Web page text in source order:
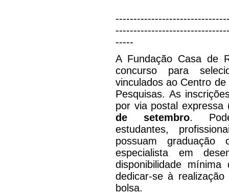
-----
A Fundação Casa de
concurso para
vinculados ao Centro
Pesquisas. As
por via postal expressa
de setembro.
estudantes,
possuam graduação
especialista em
disponibilidade
dedicar-se à
bolsa.